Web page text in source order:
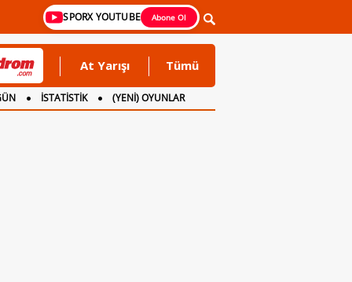
SPORX YOUTUBE Abone Ol
At Yarışı Tümü
İSTATİSTİK
(YENİ) OYUNLAR